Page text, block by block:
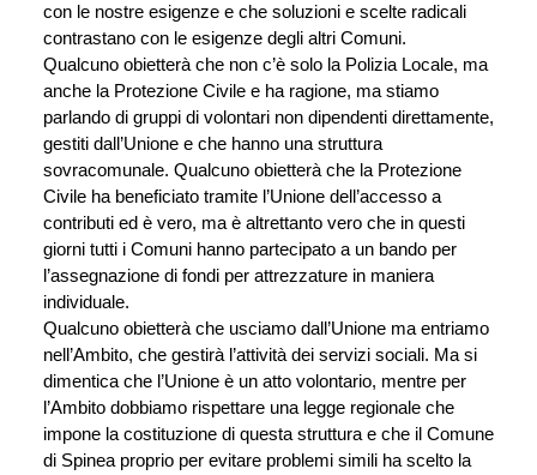
con le nostre esigenze e che soluzioni e scelte radicali
contrastano con le esigenze degli altri Comuni.
Qualcuno obietterà che non c’è solo la Polizia Locale, ma
anche la Protezione Civile e ha ragione, ma stiamo
parlando di gruppi di volontari non dipendenti direttamente,
gestiti dall’Unione e che hanno una struttura
sovracomunale. Qualcuno obietterà che la Protezione
Civile ha beneficiato tramite l’Unione dell’accesso a
contributi ed è vero, ma è altrettanto vero che in questi
giorni tutti i Comuni hanno partecipato a un bando per
l’assegnazione di fondi per attrezzature in maniera
individuale.
Qualcuno obietterà che usciamo dall’Unione ma entriamo
nell’Ambito, che gestirà l’attività dei servizi sociali. Ma si
dimentica che l’Unione è un atto volontario, mentre per
l’Ambito dobbiamo rispettare una legge regionale che
impone la costituzione di questa struttura e che il Comune
di Spinea proprio per evitare problemi simili ha scelto la